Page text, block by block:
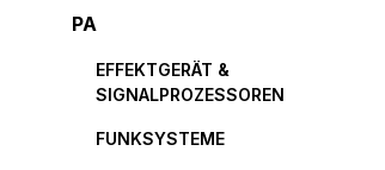
PA
EFFEKTGERÄT &
SIGNALPROZESSOREN
FUNKSYSTEME